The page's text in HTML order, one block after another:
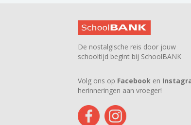
De nostalgische reis door jouw
schooltijd begint bij SchoolBANK
Volg ons op Facebook en
herinneringen aan vroeger!